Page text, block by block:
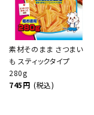
素材そのまま さつまい
も スティックタイプ
280g
745円 (税込)